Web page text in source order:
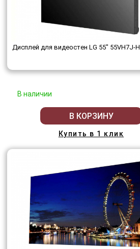
Дисплей для видеостен LG 55" 55VH7J-H
В наличии
В КОРЗИНУ
Купить в 1 клик